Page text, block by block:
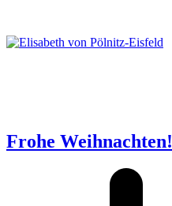
Frohe Weihnachten!